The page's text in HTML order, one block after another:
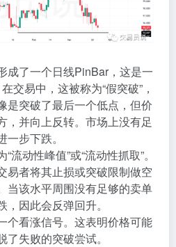
成了一个日线PinBar，这是一
交易中，这被称为“假突破”，
是突破了最后一个低点，但价
，并向上反转。市场上没有足
步下跌。
动性峰值”或“流动性抓取”。
易者将其止损或突破限制做空
当该水平周围没有足够的卖单
因此会反弹回升。
个看涨信号。这表明价格可能
失败的突破尝试。